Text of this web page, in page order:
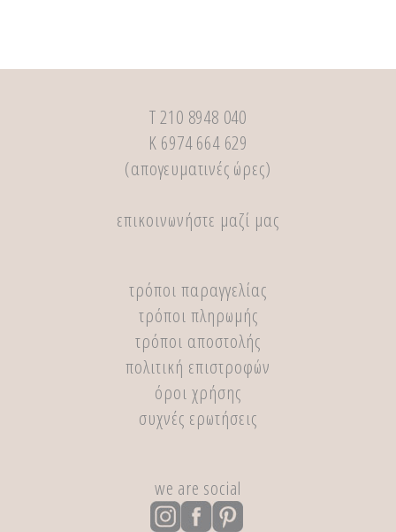
Τ 210 8948 040
Κ 6974 664 629
(απογευματινές ώρες)
επικοινωνήστε μαζί μας
τρόποι παραγγελίας
τρόποι πληρωμής
τρόποι αποστολής
πολιτική επιστροφών
όροι χρήσης
συχνές ερωτήσεις
we are social